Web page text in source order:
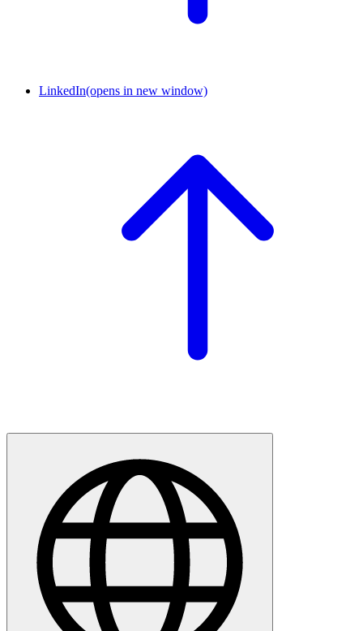
LinkedIn(opens in new window)